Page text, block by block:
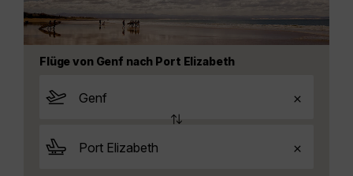
Flüge von Genf nach Port Elizabeth